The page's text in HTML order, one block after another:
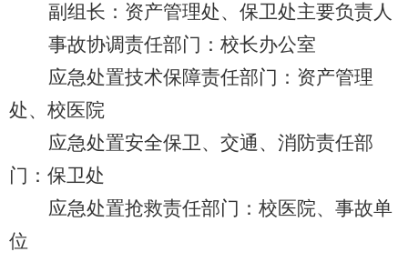
副组长：资产管理处、保卫处主要负责人
事故协调责任部门：校长办公室
应急处置技术保障责任部门：资产管理
处、校医院
应急处置安全保卫、交通、消防责任部
门：保卫处
应急处置抢救责任部门：校医院、事故单
位